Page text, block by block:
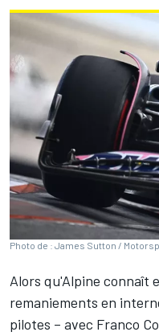
Photo de : James Sutton /
Alors qu'Alpine connaît
remaniements en
pilotes – avec Franco